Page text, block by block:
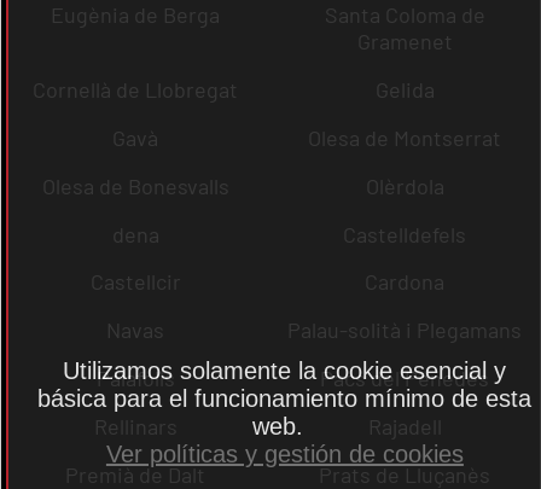
Eugènia de Berga
Santa Coloma de
Gramenet
Cornellà de Llobregat
Gelida
Gavà
Olesa de Montserrat
Olesa de Bonesvalls
Olèrdola
dena
Castelldefels
Castellcir
Cardona
Navas
Palau-solità i Plegamans
Palafolls
Pacs del Penedès
Rellinars
Rajadell
Premià de Dalt
Prats de Lluçanès
Utilizamos solamente la cookie esencial y
básica para el funcionamiento mínimo de esta
web.
Ver políticas y gestión de cookies